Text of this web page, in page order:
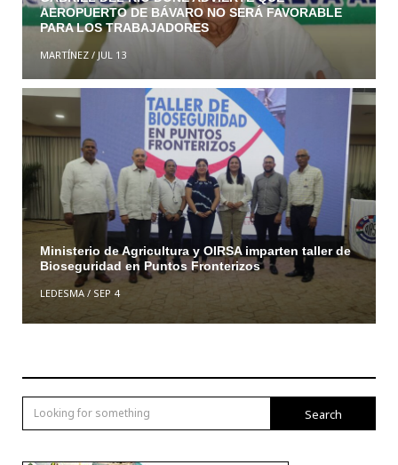
AEROPUERTO DE BÁVARO NO SERÁ FAVORABLE
PARA LOS TRABAJADORES
MARTÍNEZ/ JUL 13
Ministerio de Agricultura y OIRSA imparten taller de
Bioseguridad en Puntos Fronterizos
LEDESMA/ SEP 4
Search